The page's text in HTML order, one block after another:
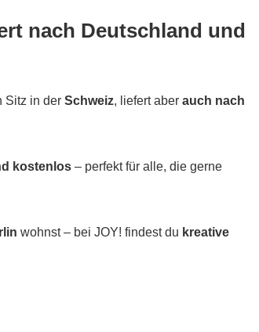
nach Deutschland und
Sitz in der Schweiz, liefert aber auch nach
kostenlos – perfekt für alle, die gerne
wohnst – bei JOY! findest du kreative